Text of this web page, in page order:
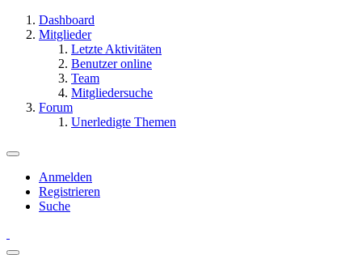
Dashboard
Mitglieder
Letzte Aktivitäten
Benutzer online
Team
Mitgliedersuche
Forum
Unerledigte Themen
Anmelden
Registrieren
Suche